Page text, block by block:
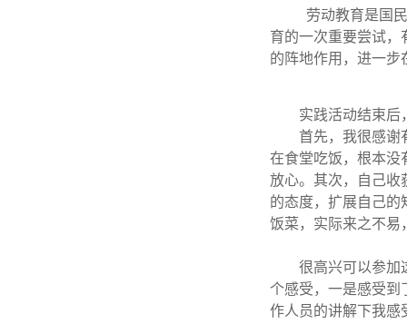
劳动教育是国
育的一次重要尝试，
的阵地作用，进一步
实践活动结束后
首先，我很感谢
在食堂吃饭，根本没
放心。其次，自己收
的态度，扩展自己的
饭菜，实际来之不易
很高兴可以参加
个感受，一是感受到
作人员的讲解下我感